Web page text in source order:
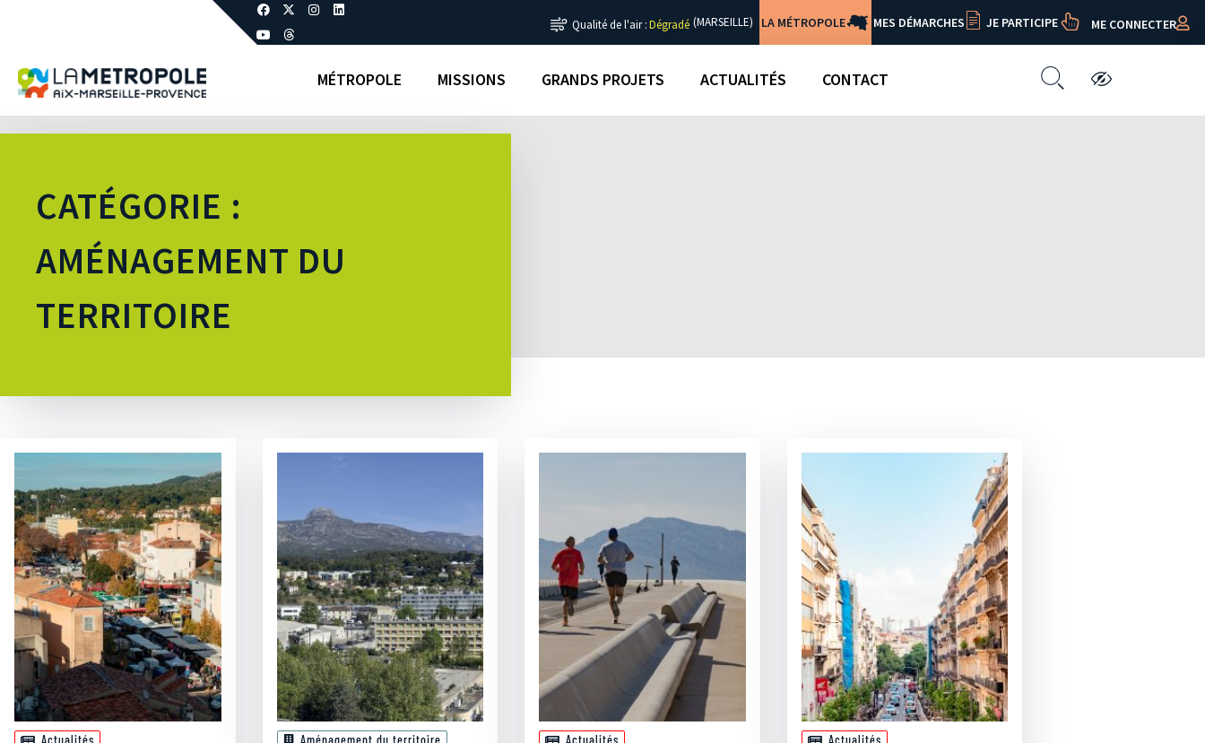
Qualité de l'air :Dégradé (MARSEILLE) LA MÉTROPOLE MES DÉMARCHES JE PARTICIPE ME CONNECTER
MÉTROPOLE MISSIONS GRANDS PROJETS ACTUALITÉS CONTACT
CATÉGORIE :
AMÉNAGEMENT DU
TERRITOIRE
Actualités
Aménagement du territoire
Actualités
Actualités